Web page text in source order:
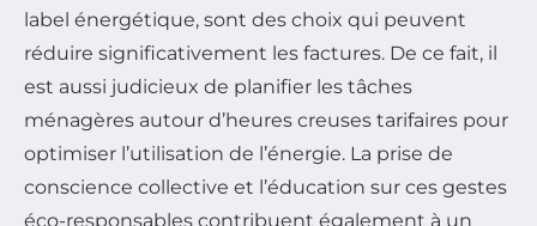
label énergétique, sont des choix qui peuvent
réduire significativement les factures. De ce fait, il
est aussi judicieux de planifier les tâches
ménagères autour d’heures creuses tarifaires pour
optimiser l’utilisation de l’énergie. La prise de
conscience collective et l’éducation sur ces gestes
éco-responsables contribuent également à un